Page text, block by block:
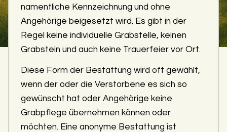
namentliche Kennzeichnung und ohne
Angehörige beigesetzt wird. Es gibt in der
Regel keine individuelle Grabstelle, keinen
Grabstein und auch keine Trauerfeier vor Ort.
Diese Form der Bestattung wird oft gewählt,
wenn der oder die Verstorbene es sich so
gewünscht hat oder Angehörige keine
Grabpflege übernehmen können oder
möchten. Eine anonyme Bestattung ist